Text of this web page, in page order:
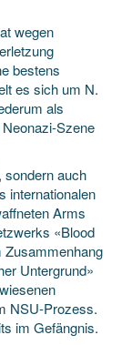
wegen
bestens
es sich um N.
als
Szene
sondern auch
internationalen
Arms
«Blood
Zusammenhang
Untergrund»
NSU-Prozess.
im Gefängnis.